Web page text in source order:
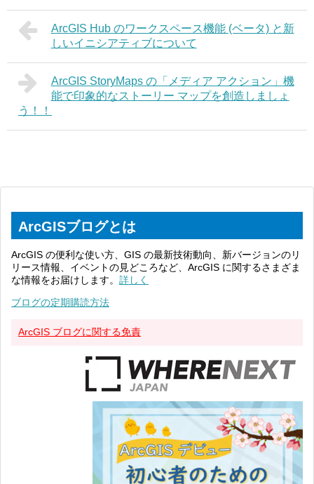
ArcGIS Hub のワークスペース機能 (ベータ) と新
しいイニシアティブについて
ArcGIS StoryMaps の「メディア アクション」機
能で印象的なストーリー マップを創造しましょ
う！！
ArcGISブログとは
ArcGIS の便利な使い方、GIS の最新技術動向、新バージョンのリ
リース情報、イベントの見どころなど、ArcGIS に関するさまざま
な情報をお届けします。 詳しく
ブログの定期購読方法
ArcGIS ブログに関する免責